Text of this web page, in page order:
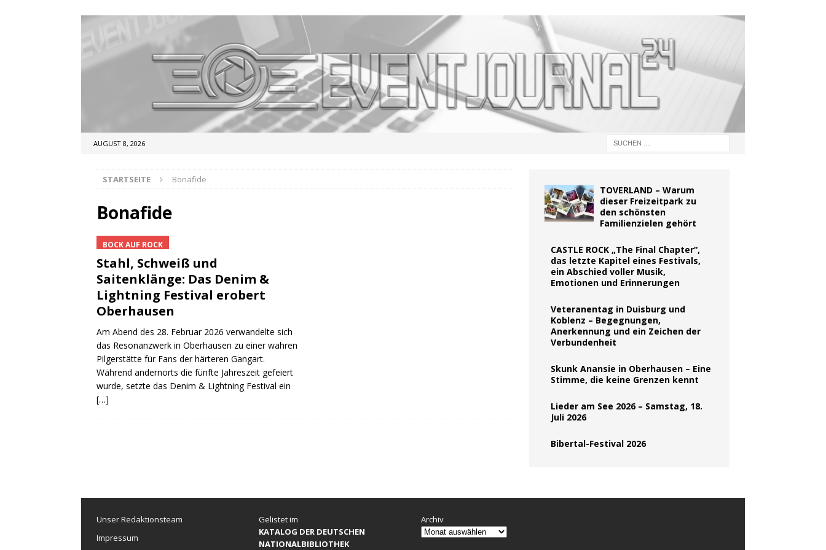
AUGUST 8, 2026
STARTSEITE Bonafide
Bonafide
BOCK AUF ROCK
Stahl, Schweiß und
Saitenklänge: Das Denim &
Lightning Festival erobert
Oberhausen
Am Abend des 28. Februar 2026 verwandelte sich
das Resonanzwerk in Oberhausen zu einer wahren
Pilgerstätte für Fans der härteren Gangart.
Während andernorts die fünfte Jahreszeit gefeiert
wurde, setzte das Denim & Lightning Festival ein
[…]
TOVERLAND – Warum
dieser Freizeitpark zu
den schönsten
Familienzielen gehört
CASTLE ROCK „The Final Chapter“,
das letzte Kapitel eines Festivals,
ein Abschied voller Musik,
Emotionen und Erinnerungen
Veteranentag in Duisburg und
Koblenz – Begegnungen,
Anerkennung und ein Zeichen der
Verbundenheit
Skunk Anansie in Oberhausen – Eine
Stimme, die keine Grenzen kennt
Lieder am See 2026 – Samstag, 18.
Juli 2026
Bibertal-Festival 2026
Unser Redaktionsteam
Impressum
Gelistet im
KATALOG DER DEUTSCHEN
NATIONALBIBLIOTHEK
Archiv